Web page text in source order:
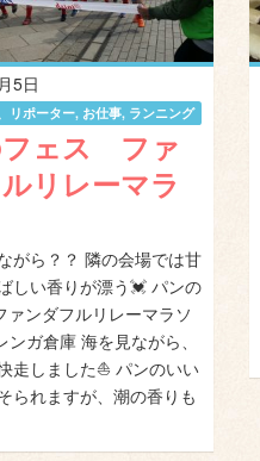
5日
リポーター, お仕事, ランニング
ェス ファ
リレーマラ
がら？？ 隣の会場では甘
しい香りが漂う💓 パンの
ァンダフルリレーマラソ
ンガ倉庫 海を見ながら、
走しました⛵ パンのいい
られますが、潮の香りも